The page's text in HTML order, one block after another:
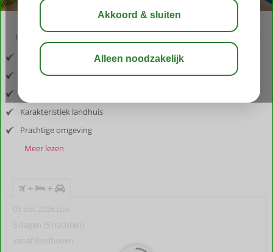
02:40 bewaar
Inclusief vlucht en huurauto
Gelegen nabij Alicante
Karakteristiek landhuis
Prachtige omgeving
Meer lezen
+ +
05 dec 2026 (za)
6 dagen (5 nachten)
vanaf Eindhoven